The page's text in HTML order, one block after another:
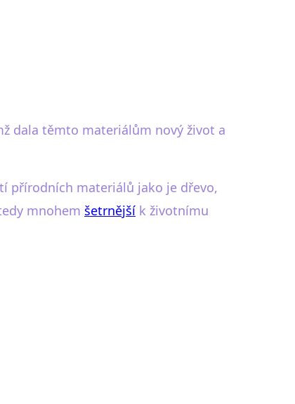
dala těmto materiálům nový život a
přírodních materiálů jako je dřevo,
mnohem šetrnější k životnímu